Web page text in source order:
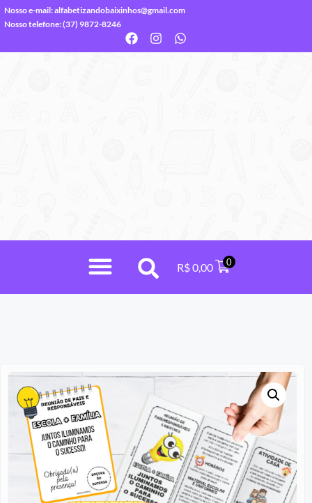
Nosso e-mail:alfabetizandobaixinhos@gmail.com
Nosso telefone: (37) 9872-8246
R$0,00 0